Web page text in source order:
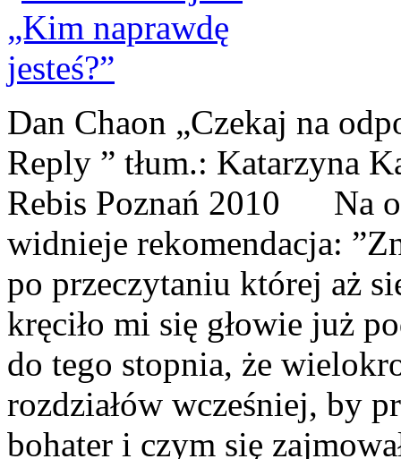
Dan Chaon „Czekaj na
Reply ” tłum.: Katarzyna
Rebis Poznań 2010 Na
widnieje rekomendacja:
po przeczytaniu której aż
kręciło mi się głowie już
do tego stopnia, że
rozdziałów wcześniej, by
bohater i czym się